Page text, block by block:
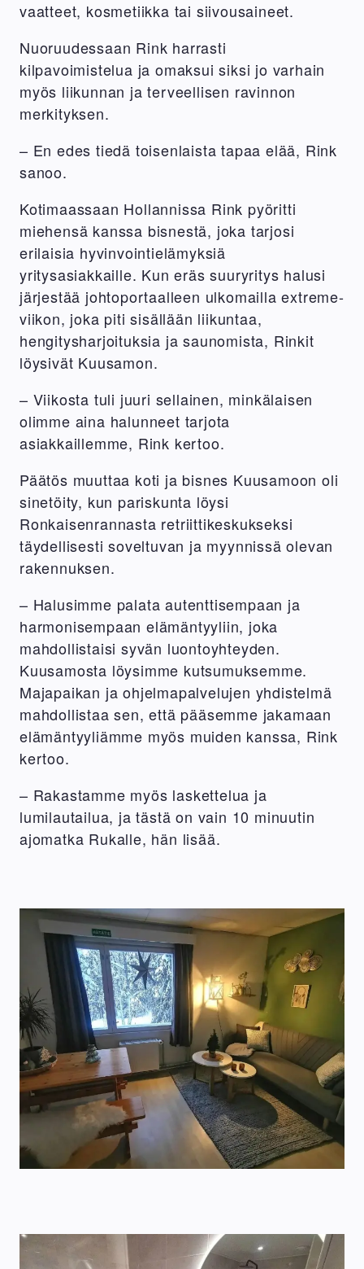
vaatteet, kosmetiikka tai siivousaineet.
Nuoruudessaan Rink harrasti
kilpavoimistelua ja omaksui siksi jo varhain
myös liikunnan ja terveellisen ravinnon
merkityksen.
– En edes tiedä toisenlaista tapaa elää, Rink
sanoo.
Kotimaassaan Hollannissa Rink pyöritti
miehensä kanssa bisnestä, joka tarjosi
erilaisia hyvinvointielämyksiä
yritysasiakkaille. Kun eräs suuryritys halusi
järjestää johtoportaalleen ulkomailla extreme-
viikon, joka piti sisällään liikuntaa,
hengitysharjoituksia ja saunomista, Rinkit
löysivät Kuusamon.
– Viikosta tuli juuri sellainen, minkälaisen
olimme aina halunneet tarjota
asiakkaillemme, Rink kertoo.
Päätös muuttaa koti ja bisnes Kuusamoon oli
sinetöity, kun pariskunta löysi
Ronkaisenrannasta retriittikeskukseksi
täydellisesti soveltuvan ja myynnissä olevan
rakennuksen.
– Halusimme palata autenttisempaan ja
harmonisempaan elämäntyyliin, joka
mahdollistaisi syvän luontoyhteyden.
Kuusamosta löysimme kutsumuksemme.
Majapaikan ja ohjelmapalvelujen yhdistelmä
mahdollistaa sen, että pääsemme jakamaan
elämäntyyliämme myös muiden kanssa, Rink
kertoo.
– Rakastamme myös laskettelua ja
lumilautailua, ja tästä on vain 10 minuutin
ajomatka Rukalle, hän lisää.